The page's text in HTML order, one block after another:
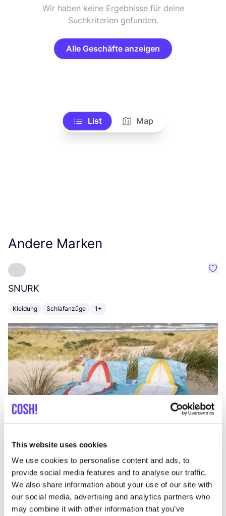
This website uses cookies
We use cookies to personalise content and ads, to
provide social media features and to analyse our traffic.
We also share information about your use of our site with
our social media, advertising and analytics partners who
may combine it with other information that you’ve
Wir haben keine Ergebnisse für deine
Suchkriterien gefunden.
Alle Geschäfte anzeigen
List Map
Andere Marken
SNURK
Kleidung Schlafanzüge 1+